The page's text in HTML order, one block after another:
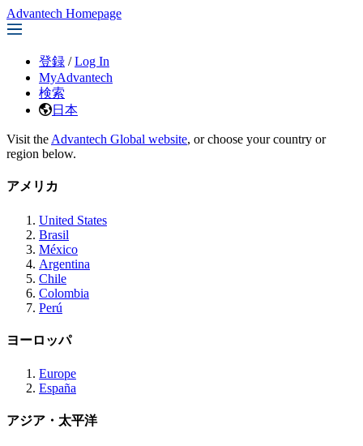
Advantech Homepage
登録 / Log In
MyAdvantech
検索
日本
Visit the Advantech Global website, or choose your country or
region below.
アメリカ
United States
Brasil
México
Argentina
Chile
Colombia
Perú
ヨーロッパ
Europe
España
アジア・太平洋